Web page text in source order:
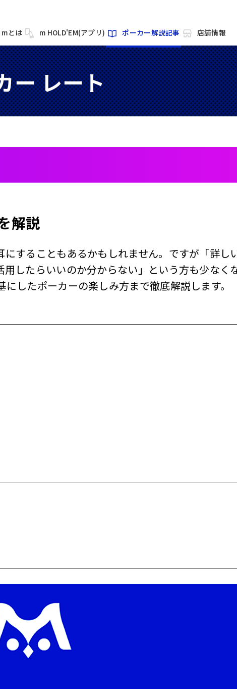
mとは m HOLD'EM(アプリ) ポーカー解説記事 店舗情報
m
m
m
m
ー レート
解説
することもあるかもしれません。ですが「詳し
したらいいのか分からない」という方も少なく
したポーカーの楽しみ方まで徹底解説します。